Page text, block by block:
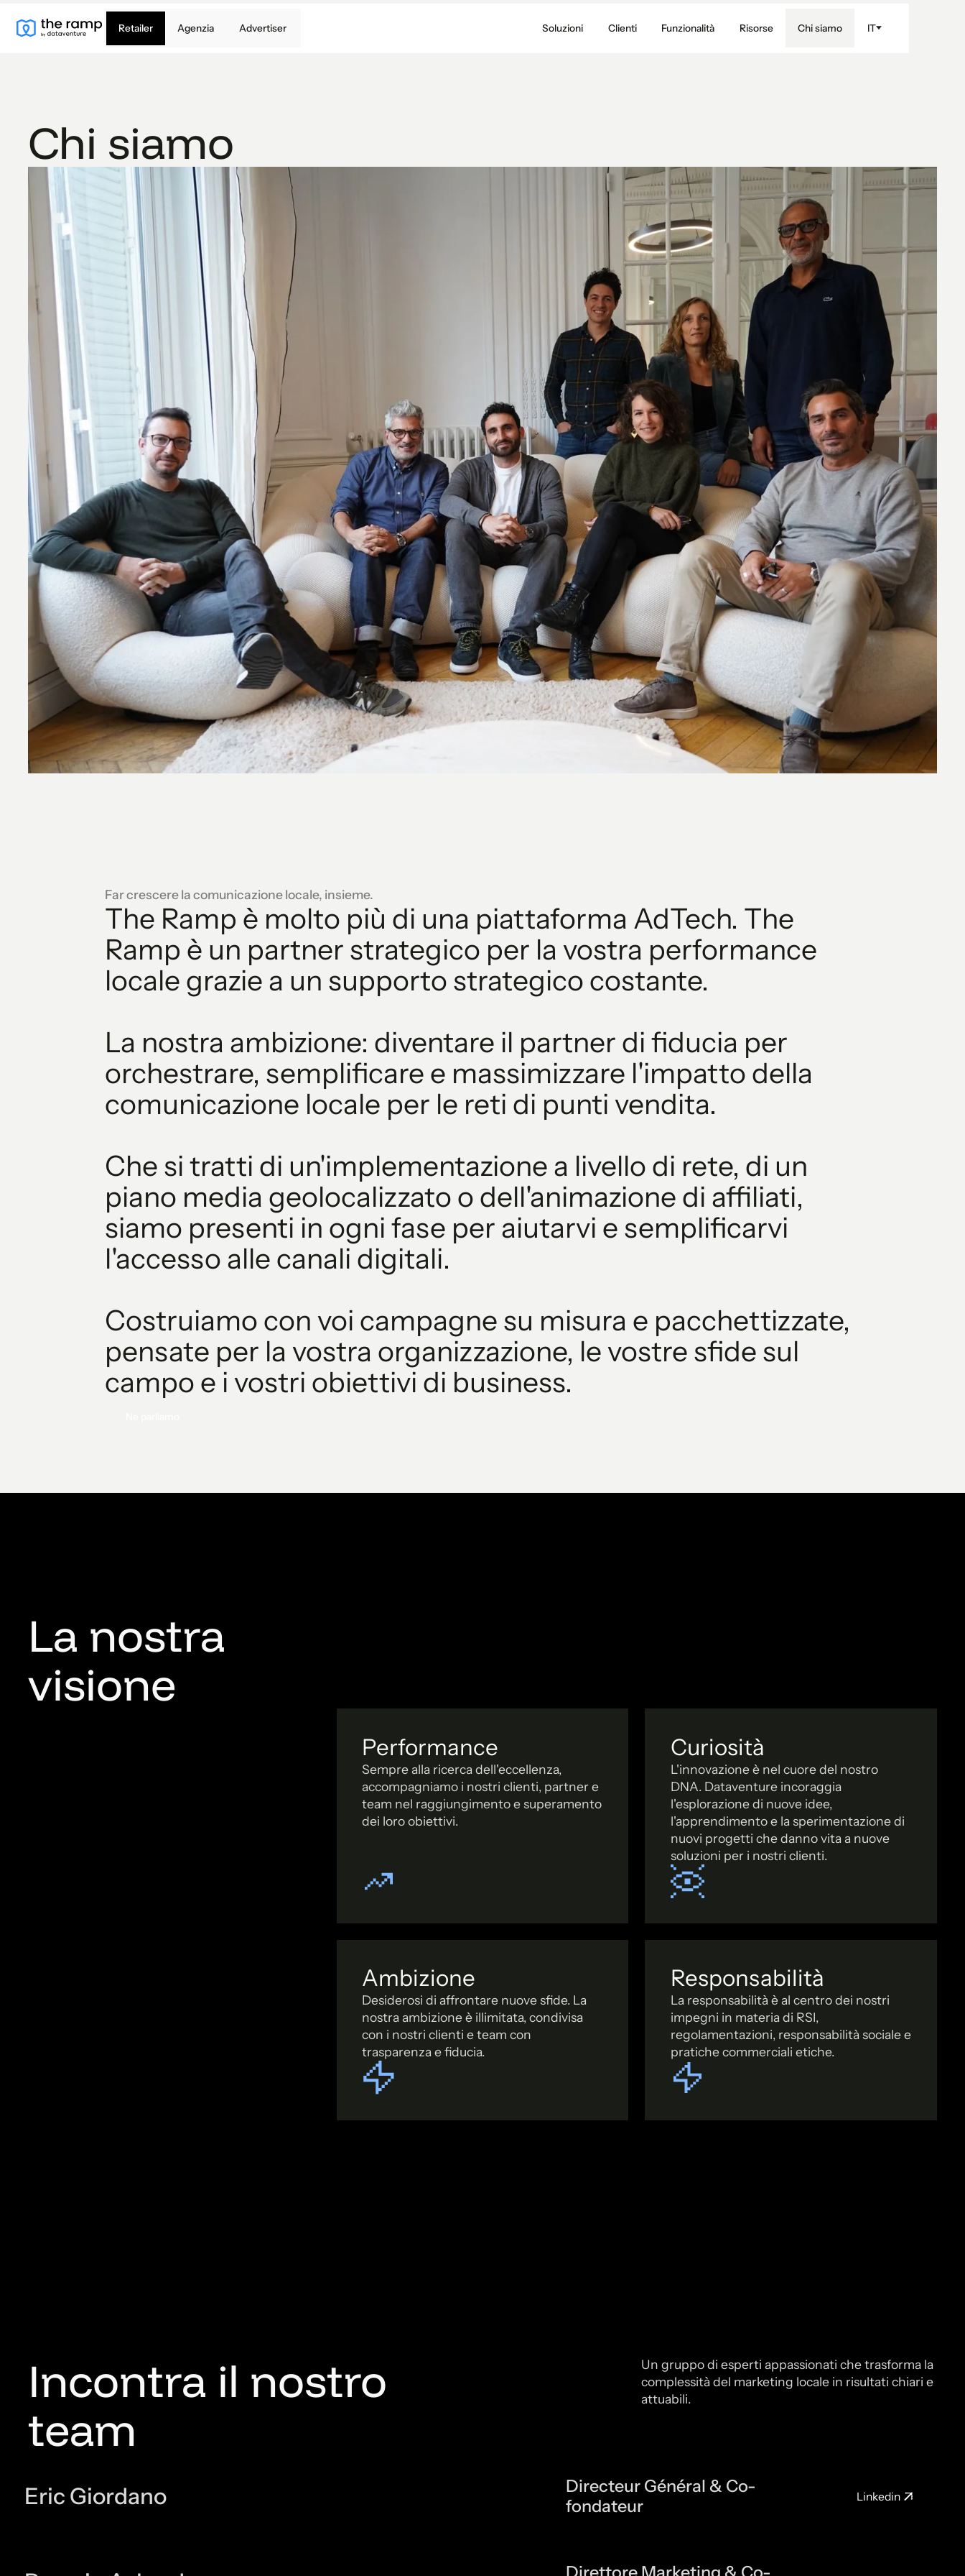
Retailer Agenzia Advertiser Soluzioni Clienti Funzionalità Risorse Chi siamo IT
Chi siamo
Far crescere la comunicazione locale, insieme.
The Ramp è molto più di una piattaforma AdTech. The
Ramp è un partner strategico per la vostra performance
locale grazie a un supporto strategico costante.
La nostra ambizione: diventare il partner di fiducia per
orchestrare, semplificare e massimizzare l'impatto della
comunicazione locale per le reti di punti vendita.
Che si tratti di un'implementazione a livello di rete, di un
piano media geolocalizzato o dell'animazione di affiliati,
siamo presenti in ogni fase per aiutarvi e semplificarvi
l'accesso alle canali digitali.
Costruiamo con voi campagne su misura e pacchettizzate,
pensate per la vostra organizzazione, le vostre sfide sul
campo e i vostri obiettivi di business.
La nostra
visione
Performance
Sempre alla ricerca dell'eccellenza,
accompagniamo i nostri clienti, partner e
team nel raggiungimento e superamento
dei loro obiettivi.
Curiosità
L'innovazione è nel cuore del nostro
DNA. Dataventure incoraggia
l'esplorazione di nuove idee,
l'apprendimento e la sperimentazione di
nuovi progetti che danno vita a nuove
soluzioni per i nostri clienti.
Ambizione
Desiderosi di affrontare nuove sfide. La
nostra ambizione è illimitata, condivisa
con i nostri clienti e team con
trasparenza e fiducia.
Responsabilità
La responsabilità è al centro dei nostri
impegni in materia di RSI,
regolamentazioni, responsabilità sociale e
pratiche commerciali etiche.
Incontra il nostro
team
Un gruppo di esperti appassionati che trasforma la
complessità del marketing locale in risultati chiari e
attuabili.
Eric Giordano
Directeur Général & Co-
fondateur
Linkedin
Direttore Marketing & Co-